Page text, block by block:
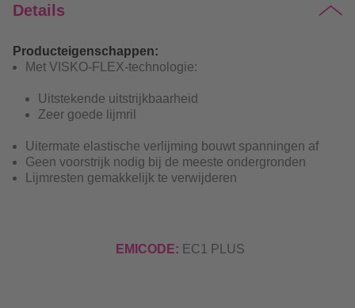
Details
Producteigenschappen:
Met VISKO-FLEX-technologie:
Uitstekende uitstrijkbaarheid
Zeer goede lijmril
Uitermate elastische verlijming bouwt spanningen af
Geen voorstrijk nodig bij de meeste ondergronden
Lijmresten gemakkelijk te verwijderen
EMICODE: EC1 PLUS